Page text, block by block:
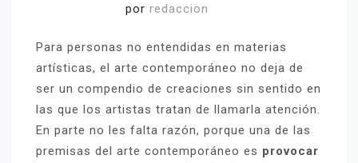
por redaccion
Para personas no entendidas en materias
artísticas, el arte contemporáneo no deja de
ser un compendio de creaciones sin sentido en
las que los artistas tratan de llamarla atención.
En parte no les falta razón, porque una de las
premisas del arte contemporáneo es provocar